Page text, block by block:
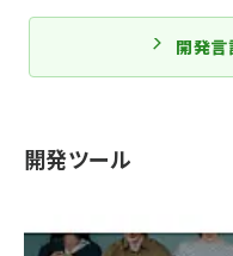
開発言
開発ツール